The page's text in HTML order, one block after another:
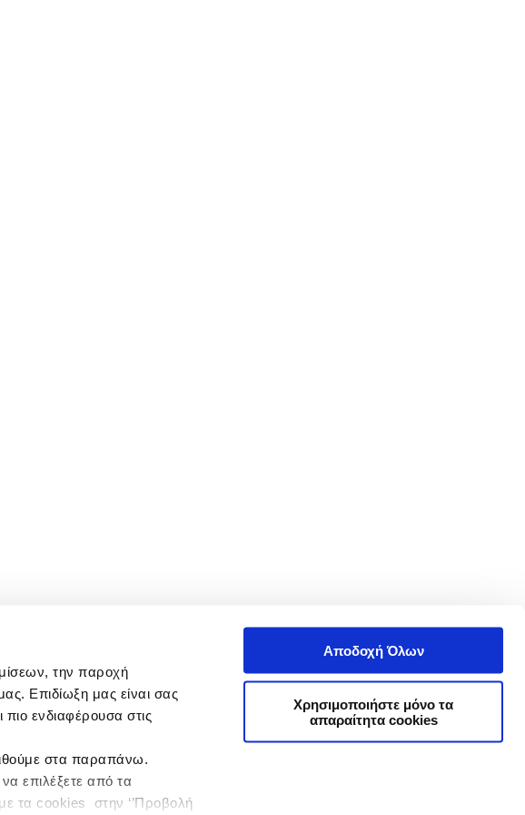
την παροχή
Επιδίωξη μας είναι σας
ενδιαφέρουσα στις
στα παραπάνω.
επιλέξετε από τα
τα cookies στην ‘’Προβολή
Αποδοχή Όλων
Χρησιμοποιήστε μόνο τα
απαραίτητα cookies